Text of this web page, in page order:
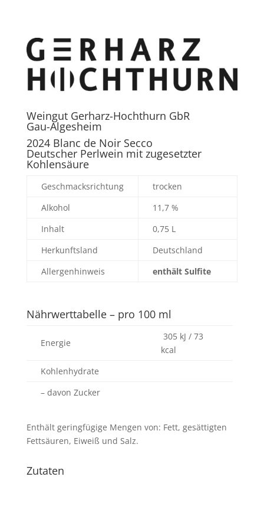
Weingut Gerharz-Hochthurn GbR
Gau-Algesheim
2024 Blanc de Noir Secco
Deutscher Perlwein mit zugesetzter
Kohlensäure
Geschmacksrichtung
trocken
Alkohol
11,7 %
Inhalt
0,75 L
Herkunftsland
Deutschland
Allergenhinweis
enthält Sulfite
Nährwerttabelle – pro 100 ml
Energie
305 kJ / 73
kcal
Kohlenhydrate
– davon Zucker
Enthält geringfügige Mengen von: Fett, gesättigten
Fettsäuren, Eiweiß und Salz.
Zutaten